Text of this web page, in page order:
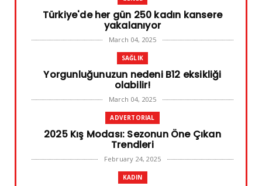
Türkiye'de her gün 250 kadın kansere
yakalanıyor
March 04, 2025
SAĞLIK
Yorgunluğunuzun nedeni B12 eksikliği
olabilir!
March 04, 2025
ADVERTORIAL
2025 Kış Modası: Sezonun Öne Çıkan
Trendleri
February 24, 2025
KADIN